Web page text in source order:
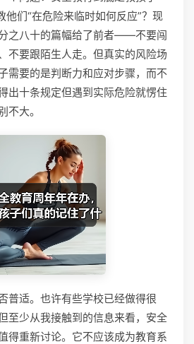
他们“在危险来临时如何反应”？现
之八十的篇幅给了前者——不要闯
不要跟陌生人走。但真实的风险场
需要的是判断力和应对步骤，而不
出十条规定但遇到实际危险就愣住
不大。
普适。也许有些学校已经做得很
至少从我接触到的信息来看，安全
得重新讨论。它不应该成为教育系